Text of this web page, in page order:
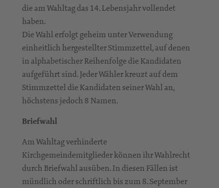
die am Wahltag das 14. Lebensjahr vollendet
haben.
Die Wahl erfolgt geheim unter Verwendung
einheitlich hergestellter Stimmzettel, auf denen
in alphabetischer Reihenfolge die Kandidaten
aufgeführt sind. Jeder Wähler kreuzt auf dem
Stimmzettel die Kandidaten seiner Wahl an,
höchstens jedoch 8 Namen.
Briefwahl
Am Wahltag verhinderte
Kirchgemeindemitglieder können ihr Wahlrecht
durch Briefwahl ausüben. In diesen Fällen ist
mündlich oder schriftlich bis zum 8. September